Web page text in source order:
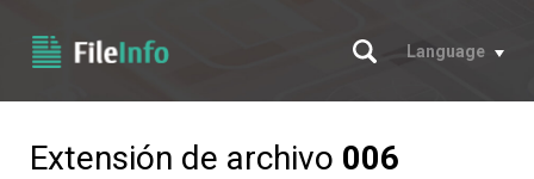
Buscar
Language
Extensión de archivo 006